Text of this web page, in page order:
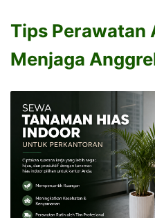
Tips Perawatan
Menjaga